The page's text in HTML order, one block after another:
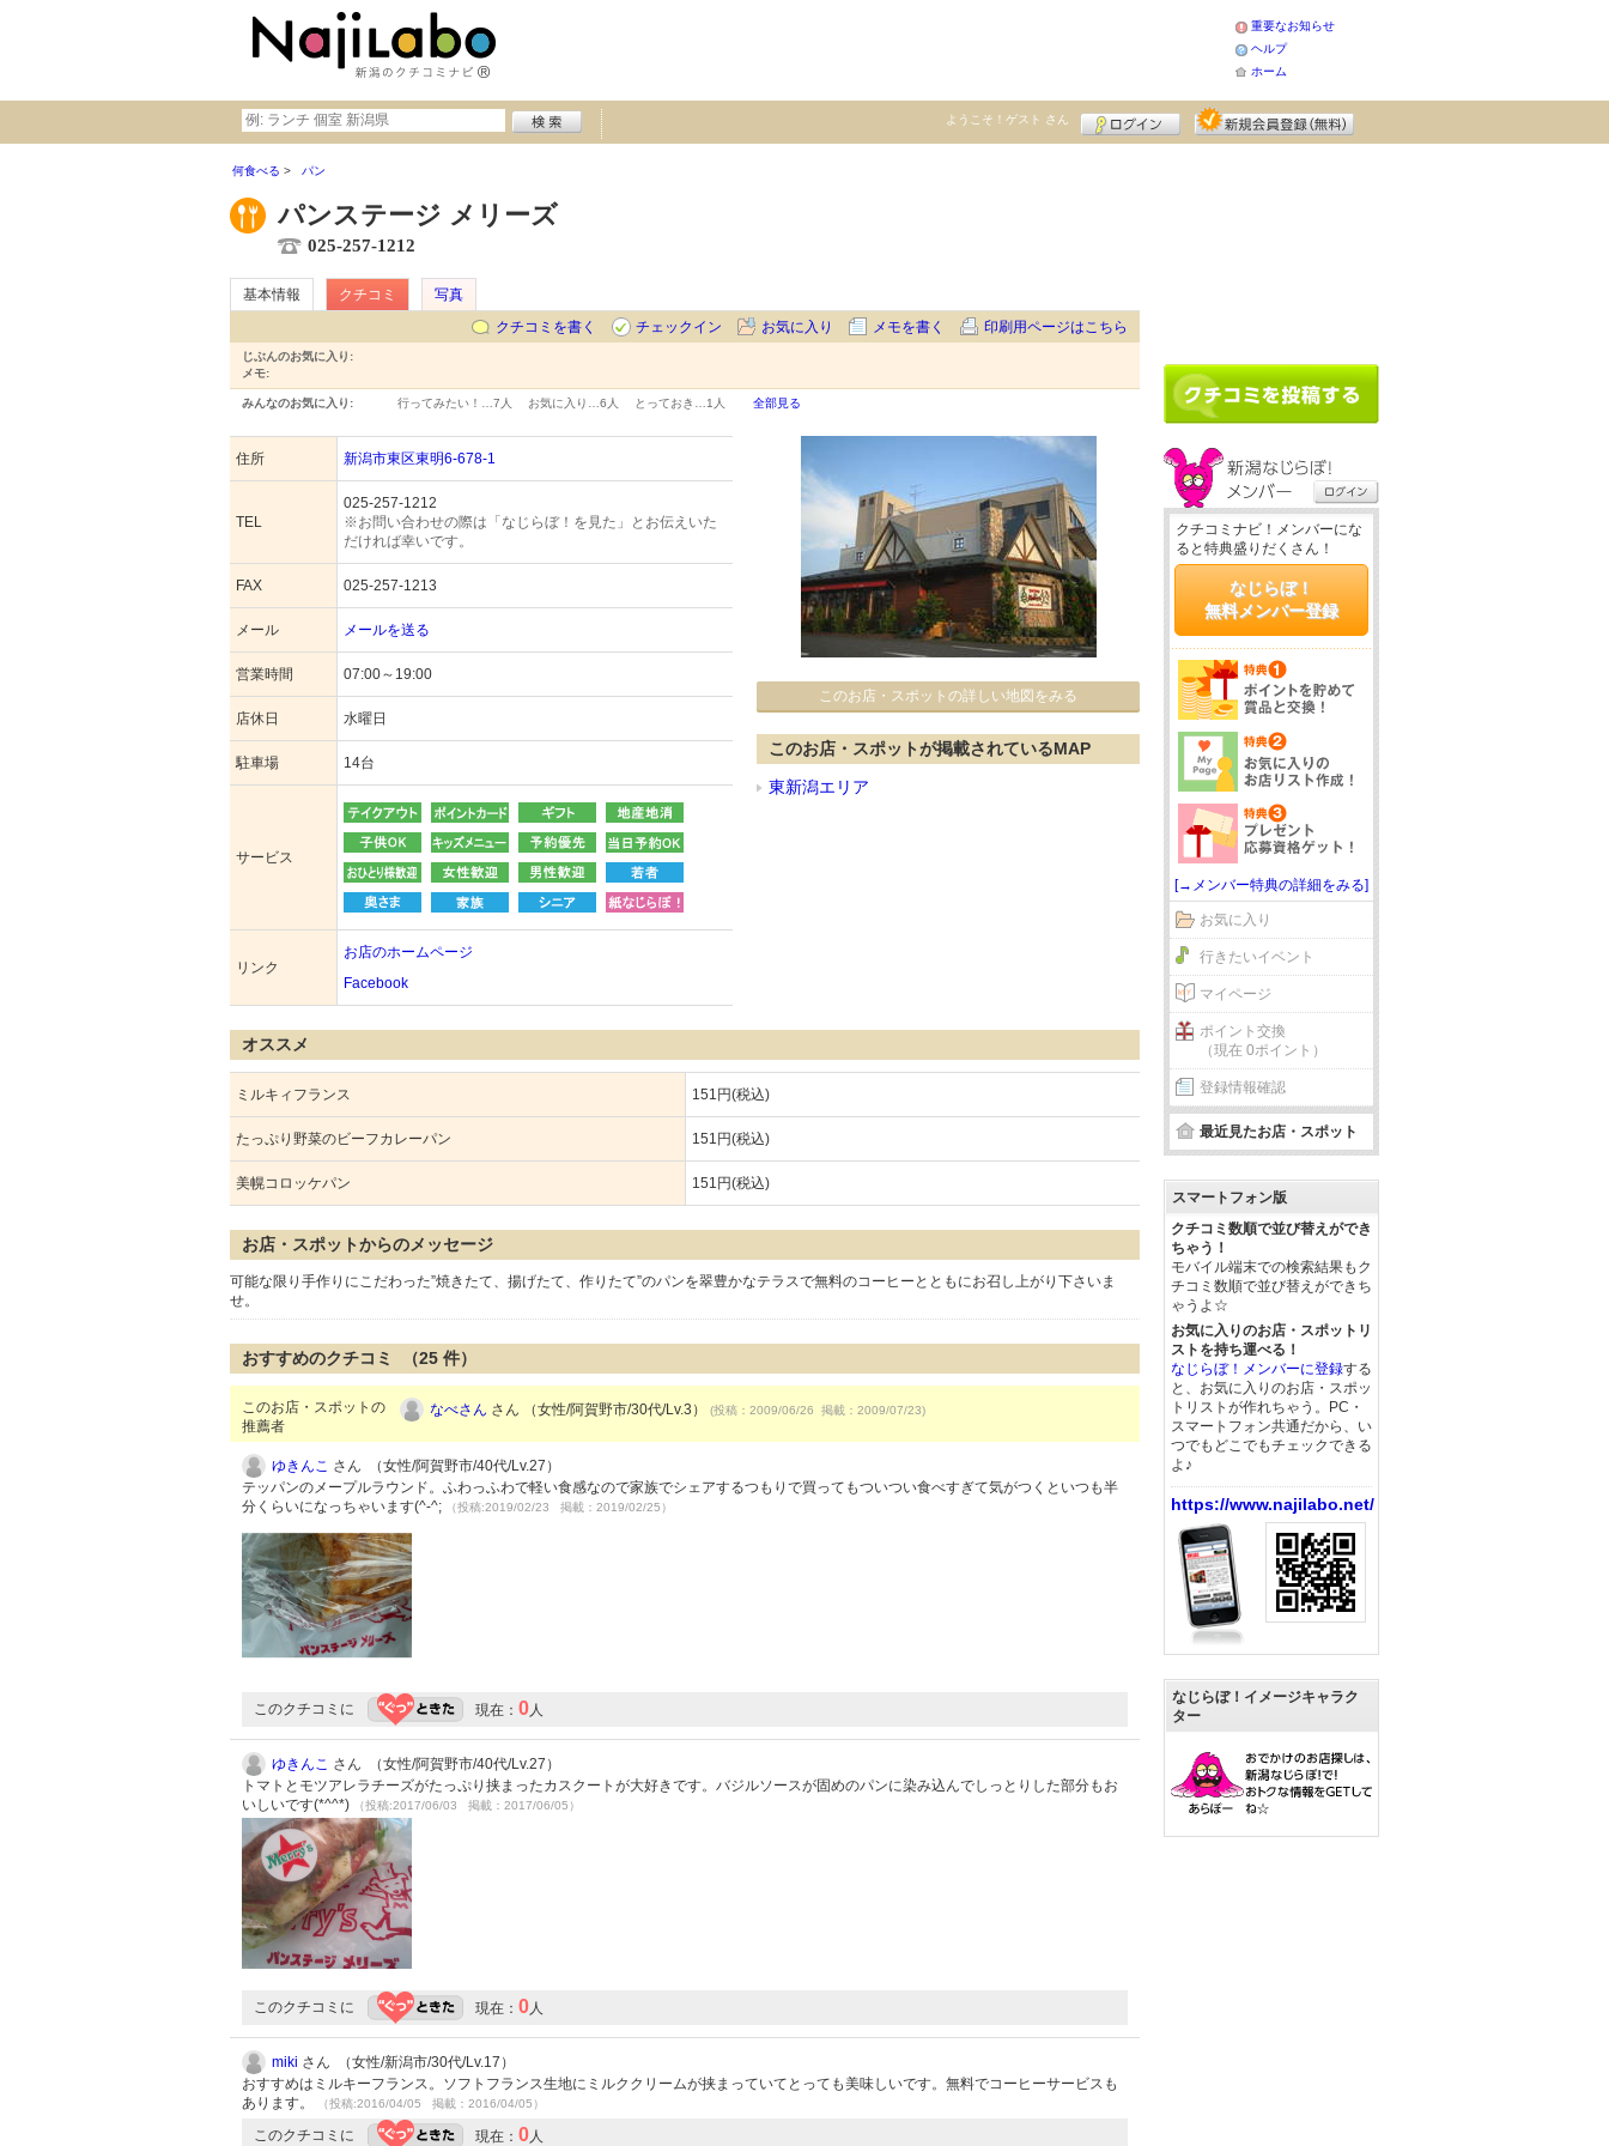
重要なお知らせ
ヘルプ
ホーム
ようこそ！ ゲスト さん
何食べる パン
パンステージ メリーズ
025-257-1212
基本情報 クチコミ
写真
クチコミを書く
チェックイン お気に入り メモを書く 印刷用ページはこちら
じぶんのお気に入り:
メモ:
みんなのお気に入り: 行ってみたい！… 7人 お気に入り… 6人 とっておき… 1人 全部見る
住所 新潟市東区東明6-678-1
TEL
025-257-1212
※お問い合わせの際は「なじらぼ！を見た」とお伝えいた
だければ幸いです。
FAX 025-257-1213
メール メールを送る
営業時間 07:00～19:00
店休日 水曜日
駐車場 14台
サービス
リンク
お店のホームページ
Facebook
このお店・スポットの詳しい地図をみる
このお店・スポットが掲載されているMAP
東新潟エリア
オススメ
ミルキィフランス 151円(税込)
たっぷり野菜のビーフカレーパン 151円(税込)
美幌コロッケパン 151円(税込)
お店・スポットからのメッセージ
可能な限り手作りにこだわった”焼きたて、揚げたて、作りたて”のパンを翠豊かなテラスで無料のコーヒーとともにお召し上がり下さいま
せ。
おすすめのクチコミ （25 件）
このお店・スポットの
推薦者
なべさん さん （女性/阿賀野市/30代/Lv.3） (投稿：2009/06/26 掲載：2009/07/23)
ゆきんこ さん （女性/阿賀野市/40代/Lv.27）
テッパンのメープルラウンド。ふわっふわで軽い食感なので家族でシェアするつもりで買ってもついつい食べすぎて気がつくといつも半
分くらいになっちゃいます(^-^;
（投稿:2019/02/23 掲載：2019/02/25）
このクチコミに 現在： 0人
ゆきんこ さん （女性/阿賀野市/40代/Lv.27）
トマトとモツアレラチーズがたっぷり挟まったカスクートが大好きです。バジルソースが固めのパンに染み込んでしっとりした部分もお
いしいです(*^^*)
（投稿:2017/06/03 掲載：2017/06/05）
このクチコミに 現在： 0人
miki さん （女性/新潟市/30代/Lv.17）
おすすめはミルキーフランス。ソフトフランス生地にミルククリームが挟まっていてとっても美味しいです。無料でコーヒーサービスも
あります。
（投稿:2016/04/05 掲載：2016/04/05）
このクチコミに 現在： 0人
クチコミナビ！メンバーにな
ると特典盛りだくさん！
なじらぼ！
無料メンバー登録
[→メンバー特典の詳細をみる]
お気に入り
行きたいイベント
マイページ
ポイント交換
（現在 0ポイント）
登録情報確認
最近見たお店・スポット
スマートフォン版
クチコミ数順で並び替えができ
ちゃう！
モバイル端末での検索結果もク
チコミ数順で並び替えができち
ゃうよ☆
お気に入りのお店・スポットリ
ストを持ち運べる！
なじらぼ！メンバーに登録する
と、お気に入りのお店・スポッ
トリストが作れちゃう。PC・
スマートフォン共通だから、い
つでもどこでもチェックできる
よ♪
https://www.najilabo.net/
なじらぼ！イメージキャラク
ター